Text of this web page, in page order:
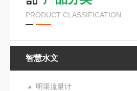
PRODUCT CLASSIFICATION
智慧水文
明渠流量计